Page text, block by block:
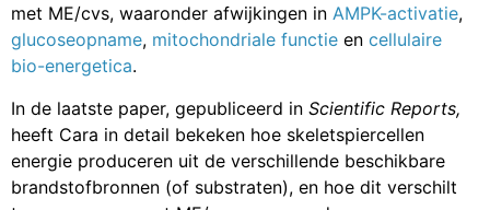
met ME/cvs, waaronder afwijkingen in AMPK-activatie,
glucoseopname, mitochondriale functie en cellulaire
bio-energetica.
In de laatste paper, gepubliceerd in Scientific Reports,
heeft Cara in detail bekeken hoe skeletspiercellen
energie produceren uit de verschillende beschikbare
brandstofbronnen (of substraten), en hoe dit verschilt